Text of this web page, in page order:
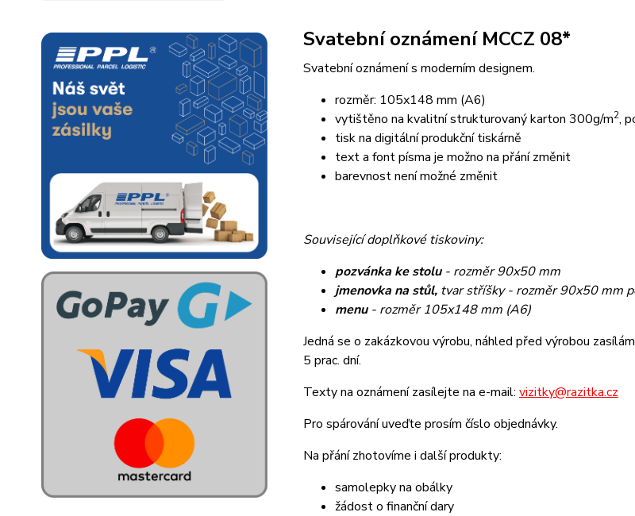
Svatební oznámení MCCZ 08*
Svatební oznámení s moderním designem.
rozměr: 105x148 mm (A6)
vytištěno na kvalitní strukturovaný karton 300g/m2,
tisk na digitální produkční tiskárně
text a font písma je možno na přání změnit
barevnost není možné změnit
Související doplňkové tiskoviny:
pozvánka ke stolu- rozměr 90x50 mm
jmenovka na stůl,tvar stříšky - rozměr 90x50 mm
menu- rozměr 105x148 mm (A6)
Jedná se o zakázkovou výrobu, náhled před výrobou
5 prac. dní.
Texty na oznámení zasílejte na e-mail: vizitky@razitka.cz
Pro spárování uveďte prosím číslo objednávky.
Na přání zhotovíme i další produkty:
samolepky na obálky
žádost o finanční dary